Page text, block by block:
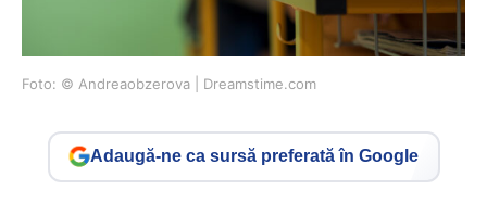
Foto: © Andreaobzerova | Dreamstime.com
Adaugă-ne ca sursă preferată în Google